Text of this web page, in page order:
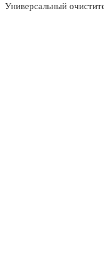
Универсальный